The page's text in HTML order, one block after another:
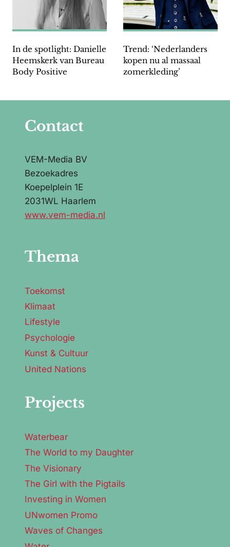
In de spotlight: Danielle
Heemskerk van Bureau
Body Positive
Trend: ‘Nederlanders
kopen nu al massaal
zomerkleding’
Contact
VEM-Media BV
Bezoekadres
Koepelplein 1E
2031WL Haarlem
www.vem-media.nl
Thema
Toekomst
Klimaat
Lifestyle
Psychologie
Kunst & Cultuur
United Nations
Projects
Waterbear
The World to my Daughter
The Visionary
The Girl with the Pigtails
Investing in Women
UNwomen Promo
Waves of Changes